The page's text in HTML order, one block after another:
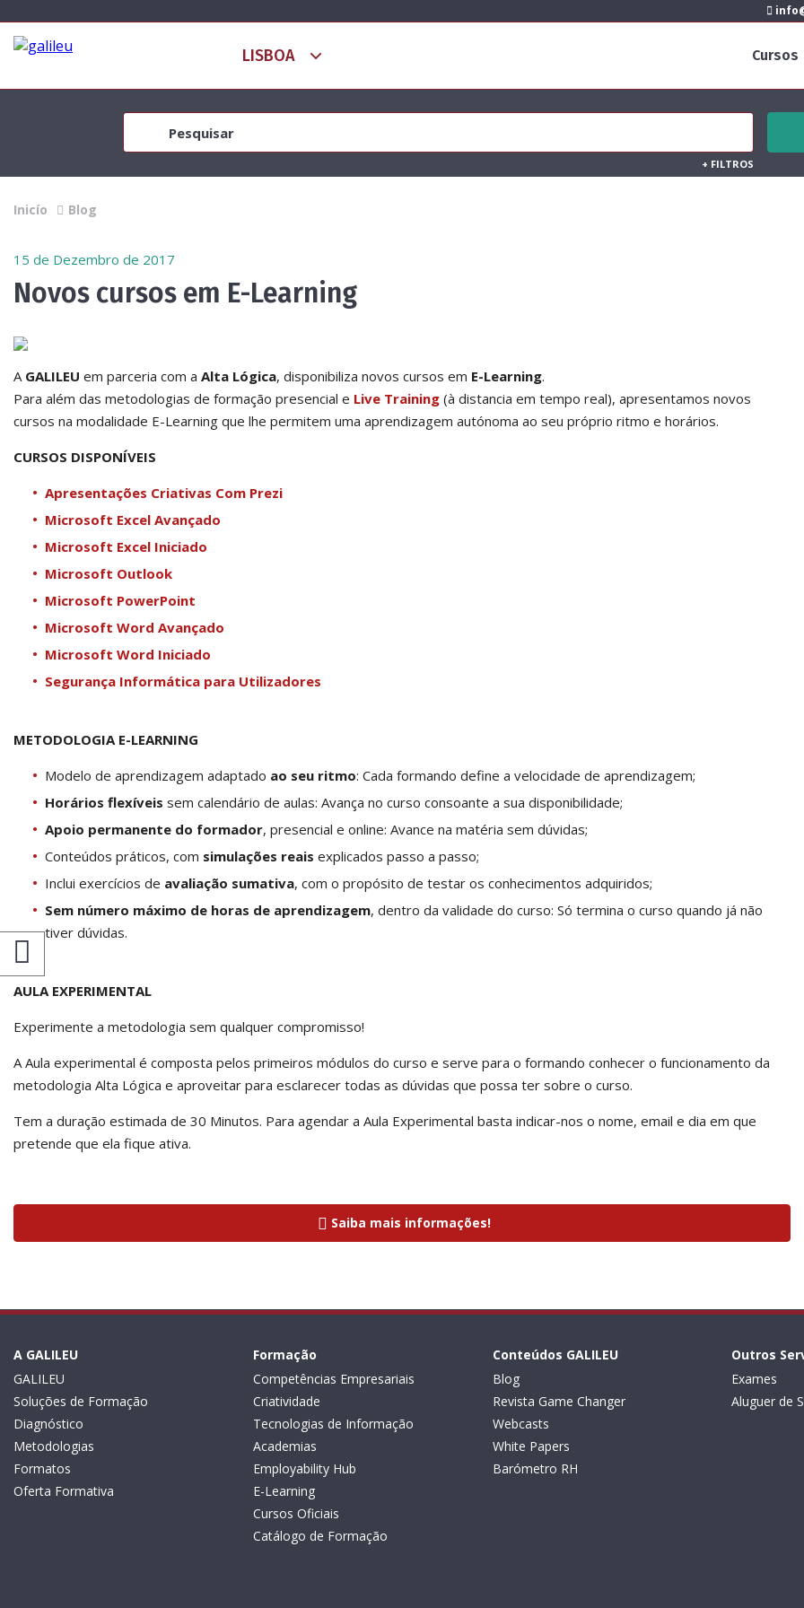
Cursos
+ FILTROS
Inicío Blog
15 de Dezembro de 2017
Novos cursos em E-Learning
A GALILEU em parceria com a Alta Lógica, disponibiliza novos cursos em E-Learning.
Para além das metodologias de formação presencial e Live Training (à distancia em tempo real), apresentamos novos
cursos na modalidade E-Learning que lhe permitem uma aprendizagem autónoma ao seu próprio ritmo e horários.
CURSOS DISPONÍVEIS
Apresentações Criativas Com Prezi
Microsoft Excel Avançado
Microsoft Excel Iniciado
Microsoft Outlook
Microsoft PowerPoint
Microsoft Word Avançado
Microsoft Word Iniciado
Segurança Informática para Utilizadores
METODOLOGIA E-LEARNING
Modelo de aprendizagem adaptado ao seu ritmo: Cada formando define a velocidade de aprendizagem;
Horários flexíveis sem calendário de aulas: Avança no curso consoante a sua disponibilidade;
Apoio permanente do formador, presencial e online: Avance na matéria sem dúvidas;
Conteúdos práticos, com simulações reais explicados passo a passo;
Inclui exercícios de avaliação sumativa, com o propósito de testar os conhecimentos adquiridos;
Sem número máximo de horas de aprendizagem, dentro da validade do curso: Só termina o curso quando já não
tiver dúvidas.
AULA EXPERIMENTAL
Experimente a metodologia sem qualquer compromisso!
A Aula experimental é composta pelos primeiros módulos do curso e serve para o formando conhecer o funcionamento da
metodologia Alta Lógica e aproveitar para esclarecer todas as dúvidas que possa ter sobre o curso.
Tem a duração estimada de 30 Minutos. Para agendar a Aula Experimental basta indicar-nos o nome, email e dia em que
pretende que ela fique ativa.
Saiba mais informações!
A GALILEU
GALILEU
Soluções de Formação
Diagnóstico
Metodologias
Formatos
Oferta Formativa
Formação
Competências Empresariais
Criatividade
Tecnologias de Informação
Academias
Employability Hub
E-Learning
Cursos Oficiais
Catálogo de Formação
Conteúdos GALILEU
Blog
Revista Game Changer
Webcasts
White Papers
Barómetro RH
Outros
Exames
Aluguer de